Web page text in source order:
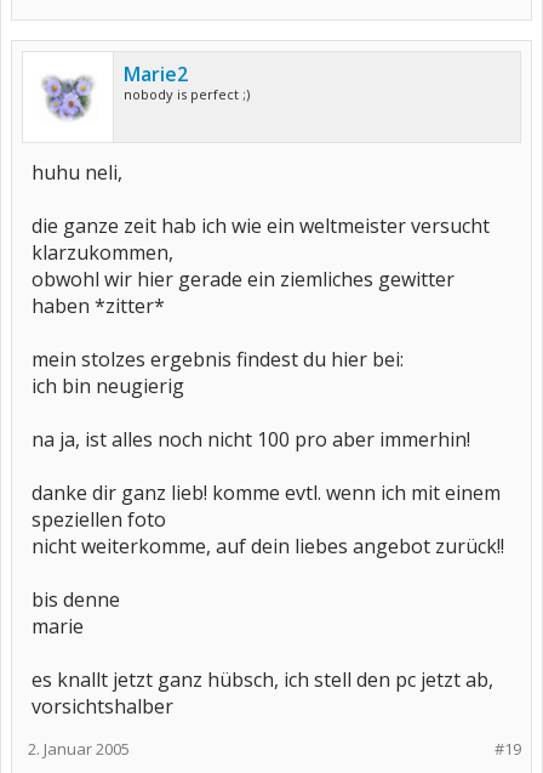
Marie2
nobody is perfect ;)
huhu neli,
die ganze zeit hab ich wie ein weltmeister versucht
klarzukommen,
obwohl wir hier gerade ein ziemliches gewitter
haben *zitter*
mein stolzes ergebnis findest du hier bei:
ich bin neugierig
na ja, ist alles noch nicht 100 pro aber immerhin!
danke dir ganz lieb! komme evtl. wenn ich mit einem
speziellen foto
nicht weiterkomme, auf dein liebes angebot zurück!!
bis denne
marie
es knallt jetzt ganz hübsch, ich stell den pc jetzt ab,
vorsichtshalber
#19
2. Januar 2005